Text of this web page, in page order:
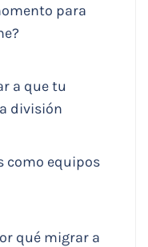
para
a que tu
división
como equipos
qué migrar a